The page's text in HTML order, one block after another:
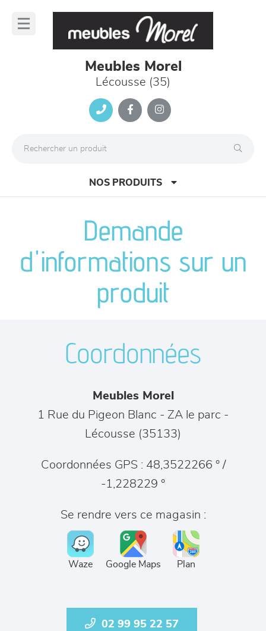
Meubles Morel
Lécousse (35)
NOS PRODUITS
canapés et fauteuils
séjours
meubles de complément
chambres et dressing
décoration
Demande
d'informations sur un
produit
Coordonnées
Meubles Morel
1 Rue du Pigeon Blanc - ZA le parc -
Lécousse (35133)
Coordonnées GPS : 48,3522266 ° /
-1,228229 °
Se rendre vers ce magasin :
Waze Google Maps Plan
02 99 95 22 57